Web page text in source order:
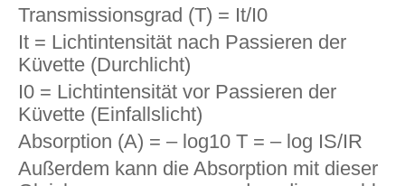
Transmissionsgrad (T) = It/I0
It = Lichtintensität nach Passieren der
Küvette (Durchlicht)
I0 = Lichtintensität vor Passieren der
Küvette (Einfallslicht)
Absorption (A) = – log10 T = – log IS/IR
Außerdem kann die Absorption mit dieser